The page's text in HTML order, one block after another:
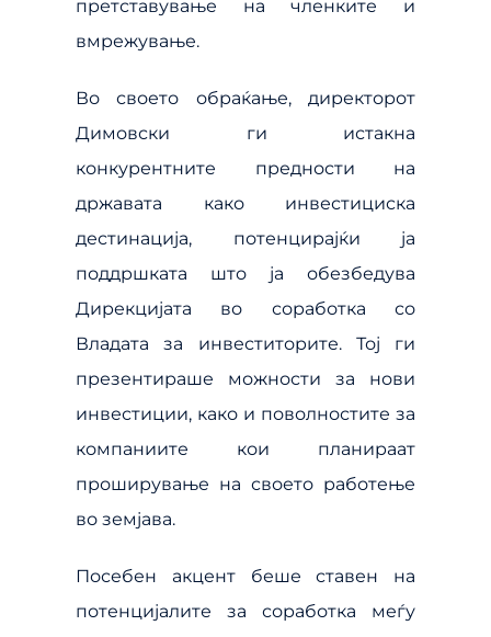
претставување на членките и
вмрежување.
Во своето обраќање, директорот
Димовски ги истакна
конкурентните предности на
државата како инвестициска
дестинација, потенцирајќи ја
поддршката што ја обезбедува
Дирекцијата во соработка со
Владата за инвеститорите. Тој ги
презентираше можности за нови
инвестиции, како и поволностите за
компаниите кои планираат
проширување на своето работење
во земјава.
Посебен акцент беше ставен на
потенцијалите за соработка меѓу